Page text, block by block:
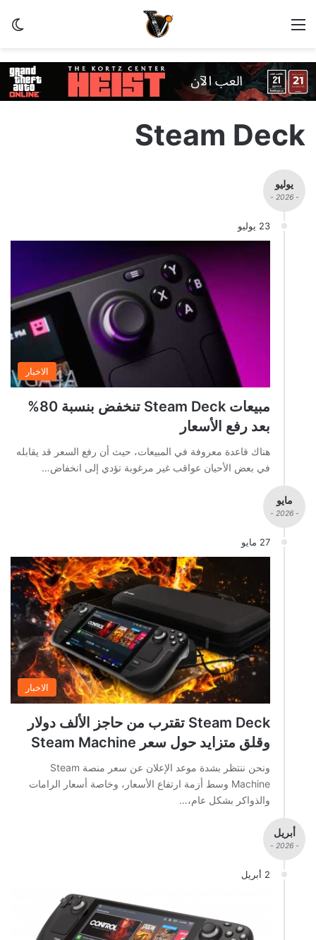
القائمة
Steam Deck
يوليو
- 2026 -
23 يوليو
الاخبار
مبيعات Steam Deck تنخفض بنسبة 80%
بعد رفع الأسعار
هناك قاعدة معروفة في المبيعات، حيث أن رفع السعر قد يقابله
في بعض الأحيان عواقب غير مرغوبة تؤدي إلى انخفاض…
مايو
- 2026 -
27 مايو
الاخبار
Steam Deck تقترب من حاجز الألف دولار
وقلق متزايد حول سعر Steam Machine
ونحن ننتظر بشدة موعد الإعلان عن سعر منصة Steam
Machine وسط أزمة ارتفاع الأسعار، وخاصة أسعار الرامات
والذواكر بشكل عام،…
أبريل
- 2026 -
2 أبريل